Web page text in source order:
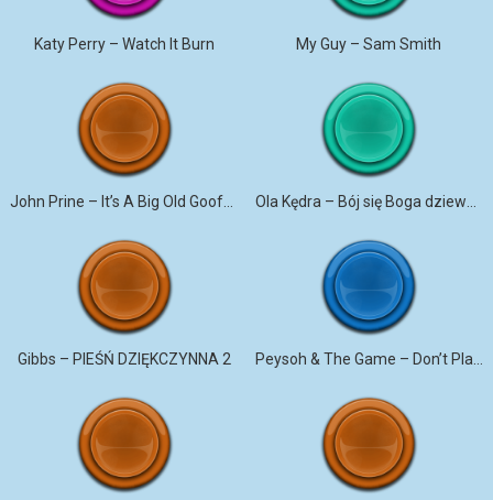
Katy Perry – Watch It Burn My Guy – Sam Smith
John Prine – It’s A Big Old Goofy World
Gibbs – PIEŚŃ DZIĘKCZYNNA 2